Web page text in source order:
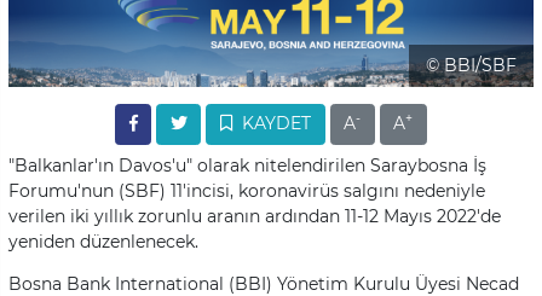
© BBI/SBF
KAYDET A- A+
"Balkanlar'ın Davos'u" olarak nitelendirilen Saraybosna İş
Forumu'nun (SBF) 11'incisi, koronavirüs salgını nedeniyle
verilen iki yıllık zorunlu aranın ardından 11-12 Mayıs 2022'de
yeniden düzenlenecek.
Bosna Bank International (BBI) Yönetim Kurulu Üyesi Necad